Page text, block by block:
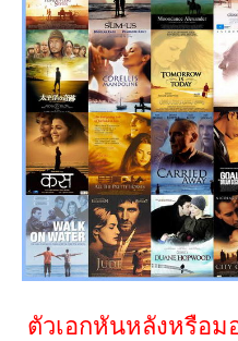
ตัวเอกหันหลังหรือม